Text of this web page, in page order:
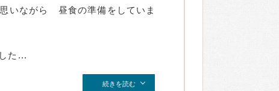
ながら 昼食の準備をしていま
た...
続きを読む